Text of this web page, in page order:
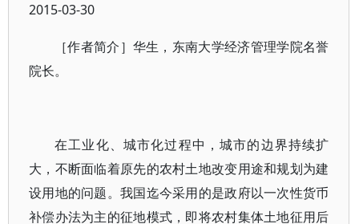
2015-03-30
［作者简介］华生，东南大学经济管理学院名誉
院长。
在工业化、城市化过程中，城市的边界持续扩
大，不断面临着原先的农村土地改变用途和规划为建
设用地的问题。我国迄今采用的是政府以一次性货币
补偿办法为主的征地模式，即将农村集体土地征用后